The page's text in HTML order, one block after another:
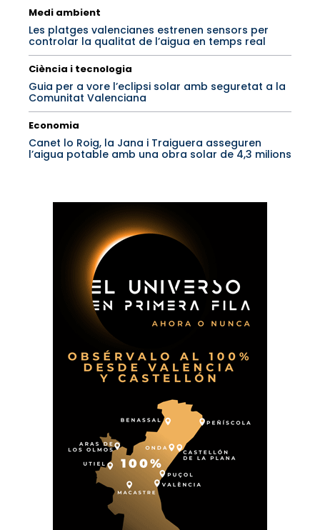
Medi ambient
Les platges valencianes estrenen sensors per
controlar la qualitat de l’aigua en temps real
Ciència i tecnologia
Guia per a vore l’eclipsi solar amb seguretat a la
Comunitat Valenciana
Economia
Canet lo Roig, la Jana i Traiguera asseguren
l’aigua potable amb una obra solar de 4,3 milions